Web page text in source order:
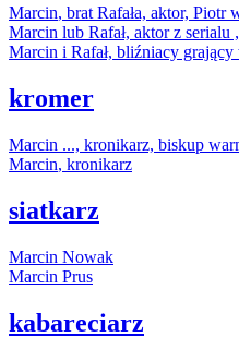
Marcin, brat Rafała, aktor, Piotr
Marcin lub Rafał, aktor z serialu
Marcin i Rafał, bliźniacy
kromer
Marcin ..., kronikarz, biskup
Marcin, kronikarz
siatkarz
Marcin Nowak
Marcin Prus
kabareciarz